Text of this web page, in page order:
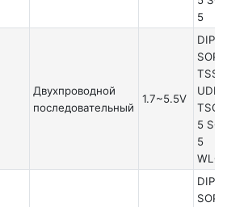
5
Двухпроводной
последовательный
1.7~5.5V
DIP8
SOP8
5
5
DIP8
SOP8